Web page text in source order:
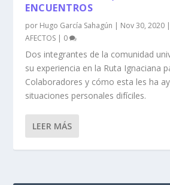
ENCUENTROS
por Hugo García Sahagún | Nov 30, 2020 |
AFECTOS | 0
Dos integrantes de la comunidad
su experiencia en la Ruta Ignaciana
Colaboradores y cómo esta les ha
situaciones personales difíciles.
LEER MÁS